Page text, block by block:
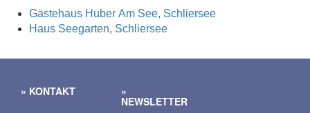
Gästehaus Huber Am See, Schliersee
Haus Seegarten, Schliersee
KONTAKT
NEWSLETTER